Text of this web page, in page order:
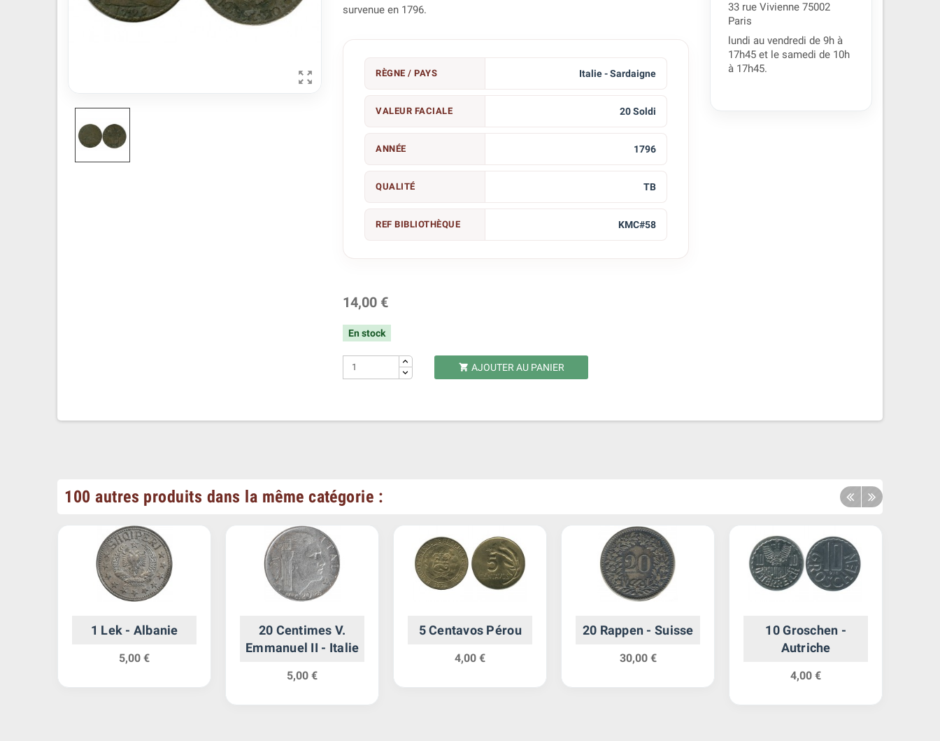

survenue en 1796.
RÈGNE / PAYS Italie - Sardaigne
VALEUR FACIALE 20 Soldi
ANNÉE 1796
QUALITÉ TB
REF BIBLIOTHÈQUE KMC#58
14,00 €
En stock
 AJOUTER AU PANIER
33 rue Vivienne 75002
Paris
lundi au vendredi de 9h à
17h45 et le samedi de 10h
à 17h45.
100 autres produits dans la même catégorie :
1 Lek - Albanie
5,00 €
20 Centimes V.
Emmanuel II - Italie
5,00 €
5 Centavos Pérou
4,00 €
20 Rappen - Suisse
30,00 €
10 Groschen -
Autriche
4,00 €